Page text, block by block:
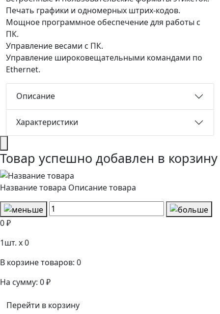
Печать графики и одномерных штрих-кодов.
Мощное программное обеспечение для работы с
ПК.
Управление весами с ПК.
Управление широковещательными командами по
Ethernet.
Описание
Характеристики
Товар успешно добавлен в корзину
Название товара Описание товара
0 ₽
1шт. x0
В корзине товаров: 0
На сумму: 0 ₽
Перейти в корзину